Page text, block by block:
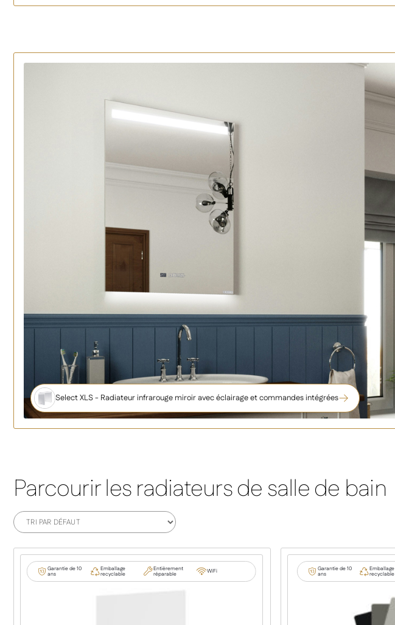
Select XLS - Radiateur infrarouge miroir avec éclairage et commandes intégrées
Parcourir les radiateurs de salle de bain
Garantie de 10
ans
Emballage
recyclable
Entièrement
réparable WiFi Garantie de 10
ans
Emballage
recyclable